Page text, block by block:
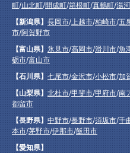
町/山北町/開成町/箱根町/真鶴町/湯
【新潟県】長岡市/上越市/柏崎市/五
市/阿賀野市
【富山県】氷見市/高岡市/滑川市/魚
砺市/富山市
【石川県】七尾市/金沢市/小松市/加
【山梨県】北杜市/甲斐市/甲府市/南
都留市
【長野県】中野市/長野市/須坂市/千
本市/茅野市/伊那市/飯田市
【愛知県】